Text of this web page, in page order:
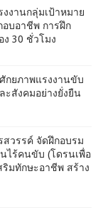
งานกลุ่มเป้าหมาย
อบอาชีพ การฝึก
ง 30 ชั่วโมง
กยภาพแรงงานขับ
ะสังคมอย่างยั่งยืน
วรรค์ จัดฝึกอบรม
ไร้คนขับ (โดรนเพื่อ
ริมทักษะอาชีพ สร้าง